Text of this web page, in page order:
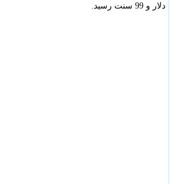
دلار و 99 سنت رسید.